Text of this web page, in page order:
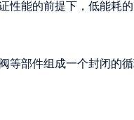
能的前提下，低能耗
等部件组成一个封闭的